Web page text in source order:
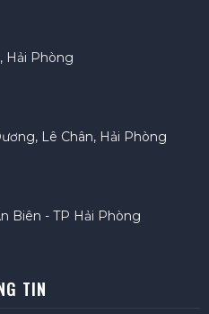
Hải Phòng
Lê Chân, Hải Phòng
Biên - TP Hải Phòng
TIN